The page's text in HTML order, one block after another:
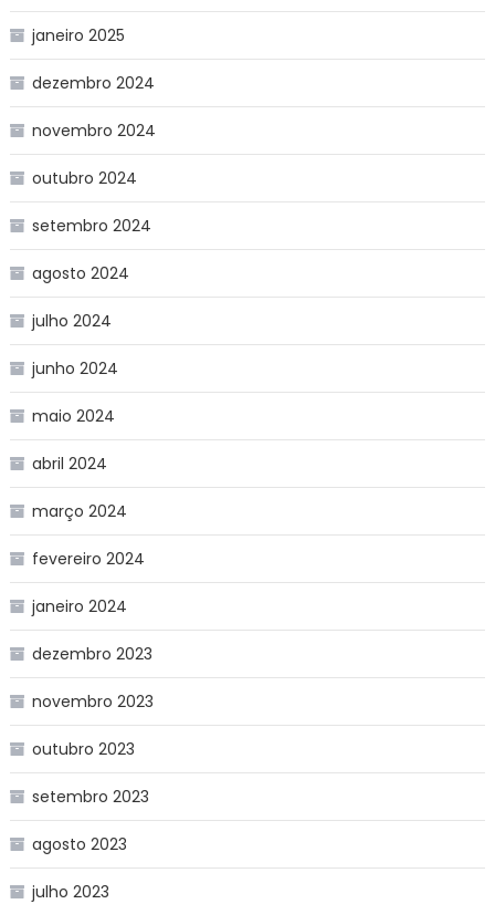
janeiro 2025
dezembro 2024
novembro 2024
outubro 2024
setembro 2024
agosto 2024
julho 2024
junho 2024
maio 2024
abril 2024
março 2024
fevereiro 2024
janeiro 2024
dezembro 2023
novembro 2023
outubro 2023
setembro 2023
agosto 2023
julho 2023